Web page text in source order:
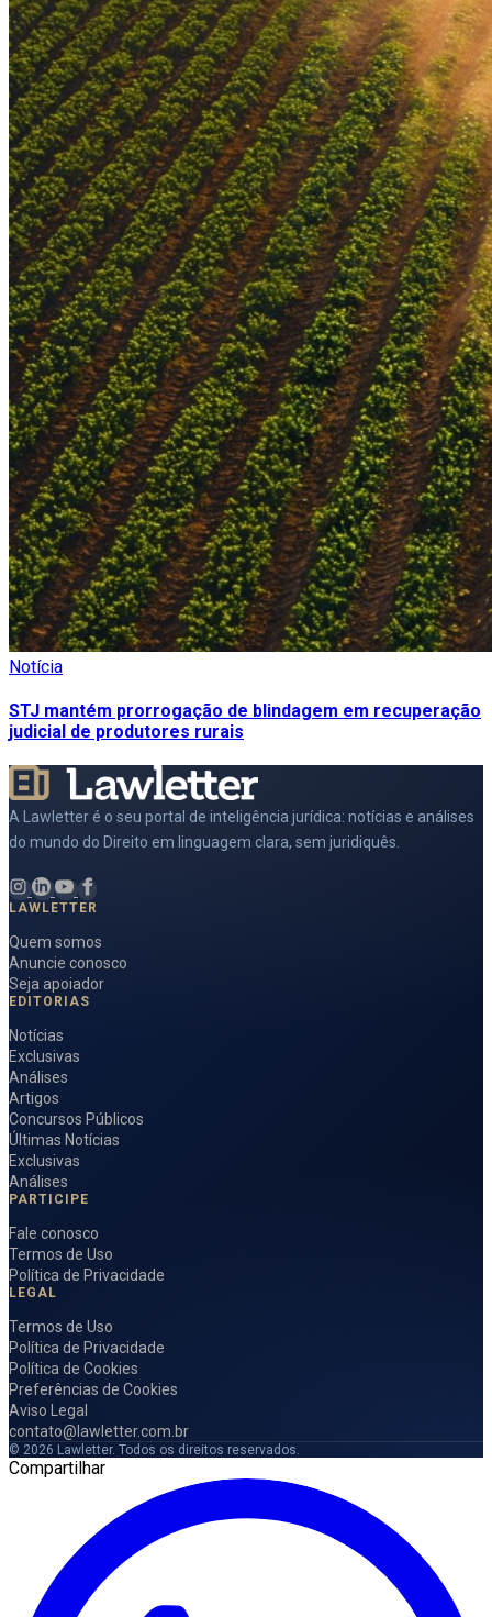
Notícia
STJ mantém prorrogação de blindagem em recuperação
judicial de produtores rurais
A Lawletter é o seu portal de inteligência jurídica: notícias e análises
do mundo do Direito em linguagem clara, sem juridiquês.
LAWLETTER
Quem somos
Anuncie conosco
Seja apoiador
EDITORIAS
Notícias
Exclusivas
Análises
Artigos
Concursos Públicos
Últimas Notícias
Exclusivas
Análises
PARTICIPE
Fale conosco
Termos de Uso
Política de Privacidade
LEGAL
Termos de Uso
Política de Privacidade
Política de Cookies
Preferências de Cookies
Aviso Legal
contato@lawletter.com.br
© 2026 Lawletter. Todos os direitos reservados.
Compartilhar